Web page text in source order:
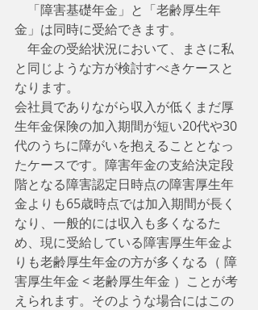
「障害基礎年金」と「老齢厚生年
金」は同時に受給できます。
年金の受給状況において、まさに私
と同じような方が検討すべきケースと
なります。
会社員でありながら収入が低くまだ厚
生年金保険の加入期間が短い20代や30
代のうちに障がいを抱えることとなっ
たケースです。障害年金の支給決定段
階となる障害認定日時点の障害厚生年
金よりも65歳時点では加入期間が長く
なり、一般的には収入も多くなるた
め、現に受給している障害厚生年金よ
りも老齢厚生年金の方が多くなる（ 障
害厚生年金 < 老齢厚生年金 ）ことが考
えられます。そのような場合にはこの